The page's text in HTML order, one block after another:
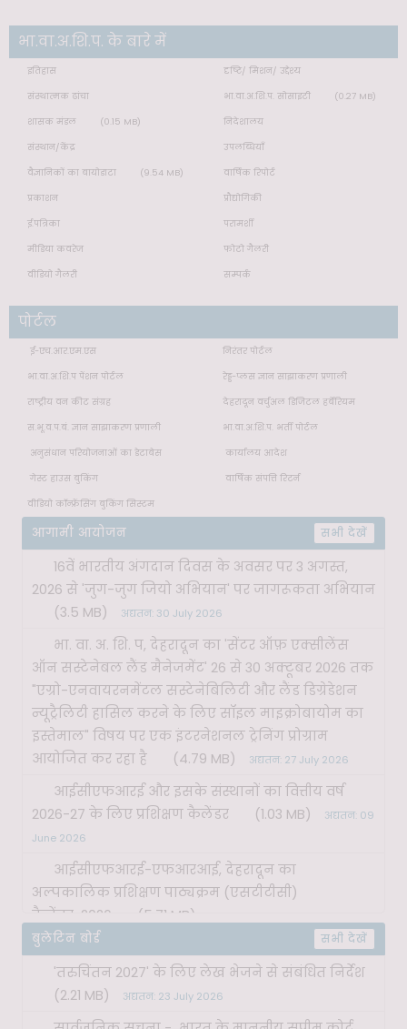
भा.वा.अ.शि.प. के बारे में
इतिहास दृष्टि/ मिशन/ उद्देश्य
संस्थात्मक ढांचा भा.वा.अ.शि.प. सोसाइटी (0.27 MB)
शासक मंडल (0.15 MB) निदेशालय
संस्थान/केंद्र उपलब्धियाँ
वैज्ञानिकों का बायोडाटा (9.54 MB) वार्षिक रिपोर्ट
प्रकाशन प्रौद्योगिकी
ई.पत्रिका परामर्शी
मीडिया कवरेज फोटो गैलरी
वीडियो गैलरी सम्पर्क
पोर्टल
ई-एच.आर.एम.एस निरंतर पोर्टल
भा.वा.अ.शि.प पेंशन पोर्टल रेड्ड-प्लस ज्ञान साझाकरण प्रणाली
राष्ट्रीय वन कीट संग्रह देहरादून वर्चुअल डिजिटल हर्बेरियम
स.भू.व.प.बं. ज्ञान साझाकरण प्रणाली भा.वा.अ.शि.प. भर्ती पोर्टल
अनुसंधान परियोजनाओं का डेटाबेस कार्यालय आदेश
गेस्ट हाउस बुकिंग वार्षिक संपत्ति रिटर्न
वीडियो कॉन्फ्रेंसिंग बुकिंग सिस्टम
आगामी आयोजन सभी देखें
16वें भारतीय अंगदान दिवस के अवसर पर 3 अगस्त,
2026 से 'जुग-जुग जियो अभियान' पर जागरूकता अभियान
(3.5 MB)
अद्यतन: 30 July 2026
भा. वा. अ. शि. प, देहरादून का 'सेंटर ऑफ़ एक्सीलेंस
ऑन सस्टेनेबल लैंड मैनेजमेंट' 26 से 30 अक्टूबर 2026 तक
"एग्रो-एनवायरनमेंटल सस्टेनेबिलिटी और लैंड डिग्रेडेशन
न्यूट्रैलिटी हासिल करने के लिए सॉइल माइक्रोबायोम का
इस्तेमाल" विषय पर एक इंटरनेशनल ट्रेनिंग प्रोग्राम
आयोजित कर रहा है
(4.79 MB) अद्यतन: 27 July 2026
आईसीएफआरई और इसके संस्थानों का वित्तीय वर्ष
2026-27 के लिए प्रशिक्षण कैलेंडर
(1.03 MB)
अद्यतन: 09
June 2026
आईसीएफआरई-एफआरआई, देहरादून का
अल्पकालिक प्रशिक्षण पाठ्यक्रम (एसटीटीसी)
कैलेंडर-2026
(5.71 MB)
बुलेटिन बोर्ड सभी देखें
'तरुचिंतन 2027' के लिए लेख भेजने से संबंधित निर्देश
(2.21 MB)
अद्यतन: 23 July 2026